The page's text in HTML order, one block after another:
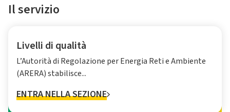
Il servizio
Livelli di qualità
L’Autorità di Regolazione per Energia Reti e Ambiente
(ARERA) stabilisce...
ENTRA NELLA SEZIONE